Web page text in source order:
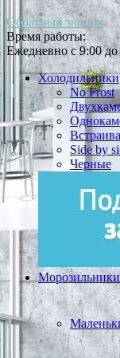
Обратный звонок
Время работы:
Ежедневно с 9:00 до
Холодильники
No Frost
Side by
Черные
Морозильники